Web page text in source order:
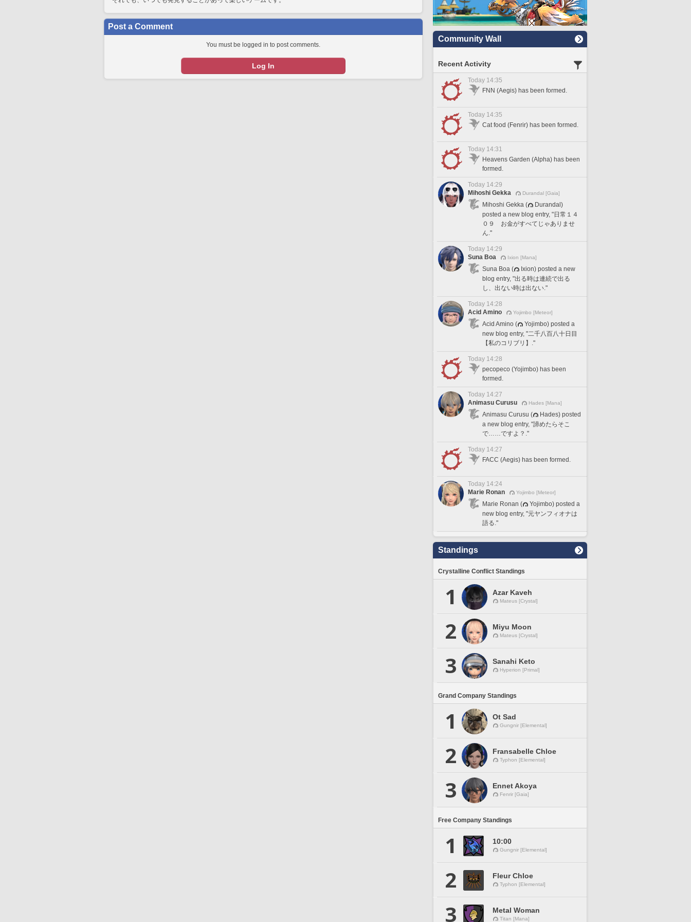
Post a Comment
You must be logged in to post comments.
Log In
Community Wall
Recent Activity
Today 14:35
FNN (Aegis) has been formed.
Today 14:35
Cat food (Fenrir) has been formed.
Today 14:31
Heavens Garden (Alpha) has been
formed.
Today 14:29
Mihoshi Gekka
Durandal [Gaia]
Mihoshi Gekka (
Durandal)
posted a new blog entry, "日常１４
０９ お金がすべてじゃありませ
ん."
Today 14:29
Suna Boa
Ixion [Mana]
Suna Boa (
Ixion) posted a new
blog entry, "出る時は連続で出る
し、出ない時は出ない."
Today 14:28
Acid Amino
Yojimbo [Meteor]
Acid Amino (
Yojimbo) posted a
new blog entry, "二千八百八十日目
【私のコリブリ】."
Today 14:28
pecopeco (Yojimbo) has been
formed.
Today 14:27
Animasu Curusu
Hades [Mana]
Animasu Curusu (
Hades) posted
a new blog entry, "諦めたらそこ
で……ですよ？."
Today 14:27
FACC (Aegis) has been formed.
Today 14:24
Marie Ronan
Yojimbo [Meteor]
Marie Ronan (
Yojimbo) posted a
new blog entry, "元ヤンフィオナは
語る."
Standings
Crystalline Conflict Standings
1 Azar Kaveh
Mateus [Crystal]
2 Miyu Moon
Mateus [Crystal]
3 Sanahi Keto
Hyperion [Primal]
Grand Company Standings
1 Ot Sad
Gungnir [Elemental]
2 Fransabelle Chloe
Typhon [Elemental]
3 Ennet Akoya
Fenrir [Gaia]
Free Company Standings
1 10:00
Gungnir [Elemental]
2 Fleur Chloe
Typhon [Elemental]
3 Metal Woman
Titan [Mana]